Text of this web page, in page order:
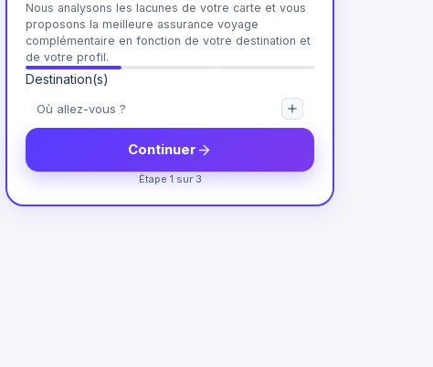
Nous analysons les lacunes de votre carte et vous
proposons la meilleure assurance voyage
complémentaire en fonction de votre destination et
de votre profil.
Destination(s)
Continuer
Étape 1 sur 3